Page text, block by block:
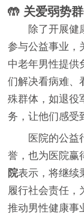
🤲 关爱弱势
除了开展健
参与公益事业，
中老年男性提供
们解决看病难、
殊群体，如退役
务，让他们感受
医院的公益
誉，也为医院赢
院表示，将继续
履行社会责任，
推动男性健康事